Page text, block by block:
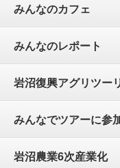
みんなのカフェ
みんなのレポート
岩沼復興アグリツー
みんなでツアーに参
岩沼農業6次産業化